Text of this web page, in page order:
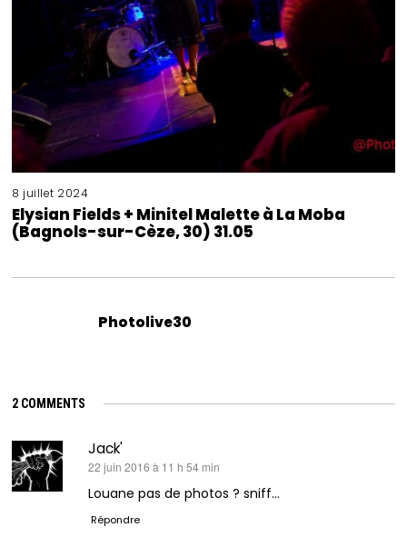
8 juillet 2024
Elysian Fields + Minitel Malette à La Moba
(Bagnols-sur-Cèze, 30) 31.05
Photolive30
2 COMMENTS
Jack'
dit :
22 juin 2016 à 11 h 54 min
Louane pas de photos ? sniff…
Répondre